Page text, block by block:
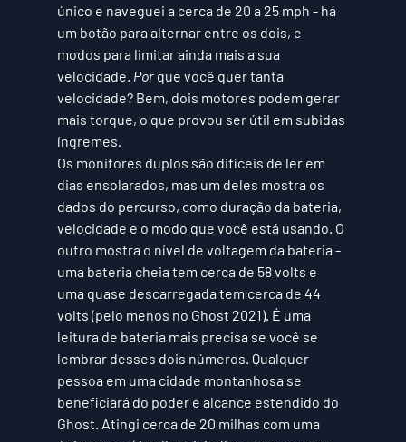
único e naveguei a cerca de 20 a 25 mph - há
um botão para alternar entre os dois, e
modos para limitar ainda mais a sua
velocidade. Por que você quer tanta
velocidade? Bem, dois motores podem gerar
mais torque, o que provou ser útil em subidas
íngremes.
Os monitores duplos são difíceis de ler em
dias ensolarados, mas um deles mostra os
dados do percurso, como duração da bateria,
velocidade e o modo que você está usando. O
outro mostra o nível de voltagem da bateria -
uma bateria cheia tem cerca de 58 volts e
uma quase descarregada tem cerca de 44
volts (pelo menos no Ghost 2021). É uma
leitura de bateria mais precisa se você se
lembrar desses dois números. Qualquer
pessoa em uma cidade montanhosa se
beneficiará do poder e alcance estendido do
Ghost. Atingi cerca de 20 milhas com uma